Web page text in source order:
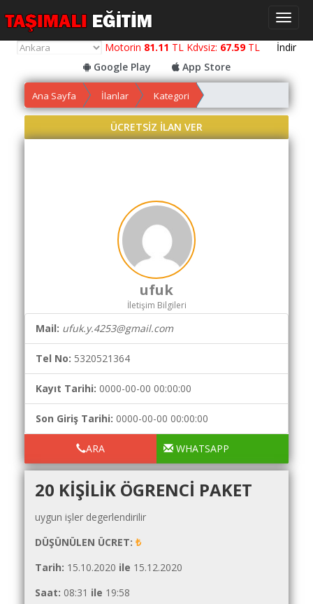
Motorin 81.11 TL Kdvsiz: 67.59TL İndir
Google Play
App Store
Yol
Hesaplama
Yol
Maliyet
Hesaplama
Şartname
Karşılaştırma
Robotu
Masaüstü
Programı
Sınır
Hesaplama
Akaryakıt
Fiyatları
İhale
Ana Sayfa İlanlar Kategori
ÜCRETSİZ İLAN VER
ufuk
İletişim Bilgileri
Mail: ufuk.y.4253@gmail.com
Tel No: 5320521364
Kayıt Tarihi: 0000-00-00 00:00:00
Son Giriş Tarihi: 0000-00-00 00:00:00
ARA WHATSAPP
20 KIŞILIK ÖGRENCI PAKET
uygun işler degerlendirilir
DÜŞÜNÜLEN ÜCRET: ₺
Tarih: 15.10.2020 ile 15.12.2020
Saat: 08:31 ile 19:58